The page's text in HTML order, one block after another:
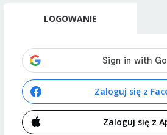
LOGOWANIE
Zaloguj się z
Zaloguj się z